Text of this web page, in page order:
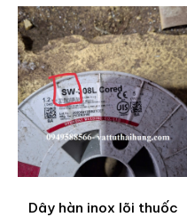
Dây hàn inox lõi thuốc